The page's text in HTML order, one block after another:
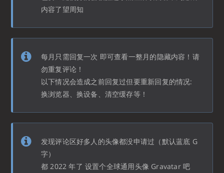
内容了望周知
每月只需回复一次 即可查看一整月的隐藏内容！请
勿重复评论！
以下情况会造成之前回复过但要重新回复的情况:
换浏览器、换设备、清空缓存等！
发现评论区好多人的头像都没申请过（默认蓝底 G
字）
都 2022 年了 设置个全球通用头像 Gravatar 吧